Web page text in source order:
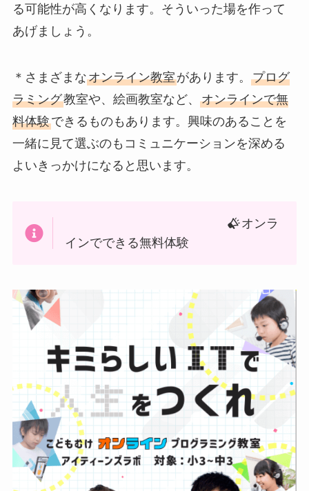
る可能性が高くなります。そういった場を作って
あげましょう。
＊さまざまなオンライン教室があります。 プログ
ラミング教室や、絵画教室など、 オンラインで無
料体験できるものもあります。興味のあることを
一緒に見て選ぶのもコミュニケーションを深める
よいきっかけになると思います。
オンラ
インでできる無料体験